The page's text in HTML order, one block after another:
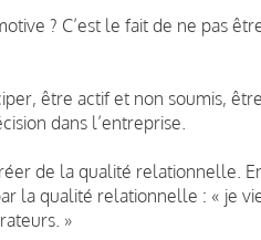
? C’est le fait de ne pas
être actif et non soumis,
dans l’entreprise.
de la qualité relationnelle.
la qualité relationnelle : « je
»